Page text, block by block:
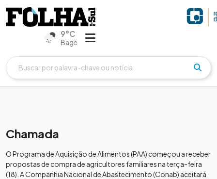
9°C
Bagé
Chamada
O Programa de Aquisição de Alimentos (PAA) começou a receber
propostas de compra de agricultores familiares na terça-feira
(18). A Companhia Nacional de Abastecimento (Conab) aceitará